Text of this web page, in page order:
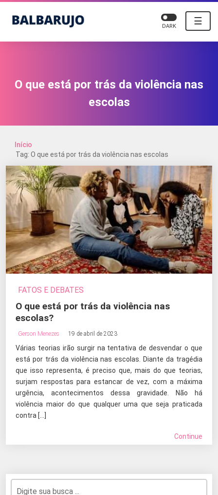
☰
DARK
O que está por trás da violência nas
escolas
Início
Tag: O que está por trás da violência nas escolas
FATOS E DEBATES
O que está por trás da violência nas
escolas?
Gerson Menezes 19 de abril de 2023
Várias teorias irão surgir na tentativa de desvendar o que
está por trás da violência nas escolas. Diante da tragédia
que isso representa, é preciso que, mais do que teorias,
surjam respostas para estancar de vez, com a máxima
urgência, acontecimentos dessa gravidade. Não há
violência maior do que qualquer uma que seja praticada
contra […]
Continue